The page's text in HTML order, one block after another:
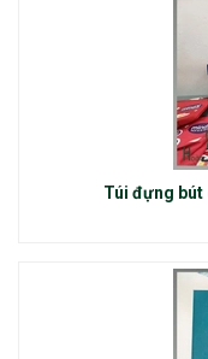
Túi đựng